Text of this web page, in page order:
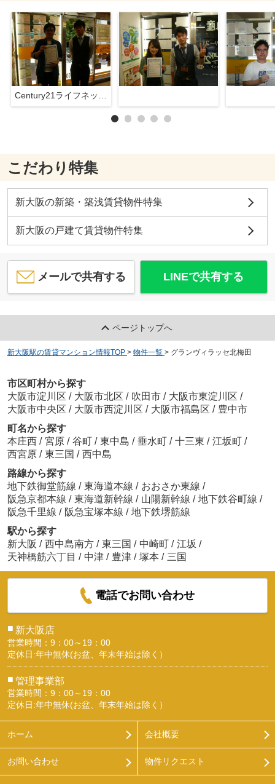
Century21ライフネット新大阪店
こだわり特集
新大阪の新築・築浅賃貸物件特集
新大阪の戸建て賃貸物件特集
メールで共有する LINEで共有する
ページトップへ
新大阪駅の賃貸マンション情報TOP > 物件一覧 > グランヴィラッセ北梅田
市区町村から探す
大阪市淀川区 / 大阪市北区 / 吹田市 / 大阪市東淀川区 /
大阪市中央区 / 大阪市西淀川区 / 大阪市福島区 / 豊中市
町名から探す
本庄西 / 宮原 / 谷町 / 東中島 / 垂水町 / 十三東 / 江坂町 /
西宮原 / 東三国 / 西中島
路線から探す
地下鉄御堂筋線 / 東海道本線 / おおさか東線 /
阪急京都本線 / 東海道新幹線 / 山陽新幹線 / 地下鉄谷町線 /
阪急千里線 / 阪急宝塚本線 / 地下鉄堺筋線
駅から探す
新大阪 / 西中島南方 / 東三国 / 中崎町 / 江坂 /
天神橋筋六丁目 / 中津 / 豊津 / 塚本 / 三国
電話でお問い合わせ
■ 新大阪店
営業時間：9：00～19：00
定休日:年中無休(お盆、年末年始は除く）
■ 管理事業部
営業時間：9：00～19：00
定休日:年中無休(お盆、年末年始は除く）
ホーム 会社概要
お問い合わせ 物件リクエスト